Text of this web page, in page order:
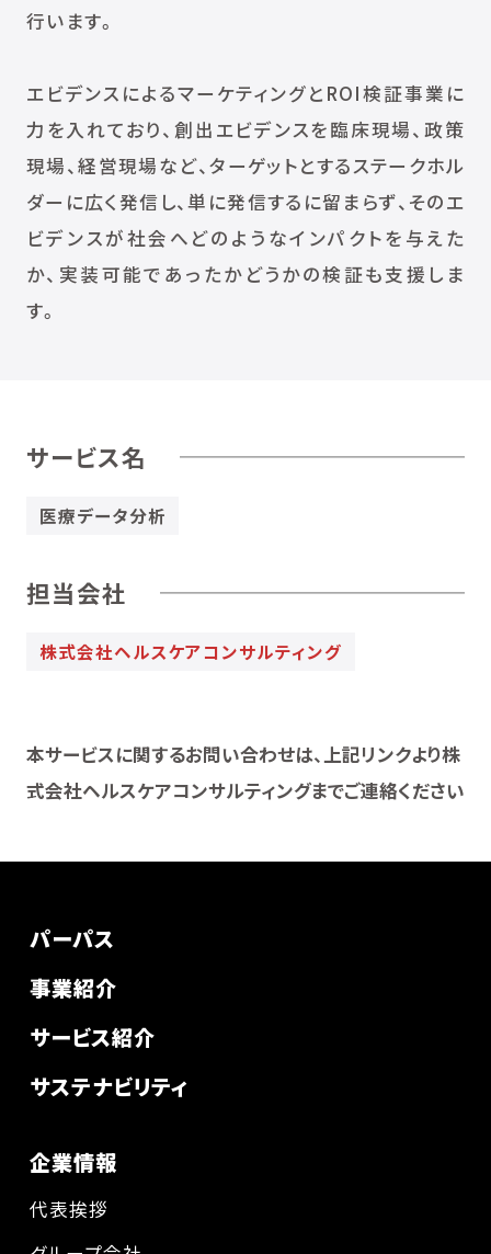
行います。
エビデンスによるマーケティングとROI検証事業に
力を入れており、創出エビデンスを臨床現場、政策
現場、経営現場など、ターゲットとするステークホル
ダーに広く発信し、単に発信するに留まらず、そのエ
ビデンスが社会へどのようなインパクトを与えた
か、実装可能であったかどうかの検証も支援しま
す。
サービス名
医療データ分析
担当会社
株式会社ヘルスケアコンサルティング
本サービスに関するお問い合わせは、上記リンクより株
式会社ヘルスケアコンサルティングまでご連絡ください
パーパス
事業紹介
サービス紹介
サステナビリティ
企業情報
代表挨拶